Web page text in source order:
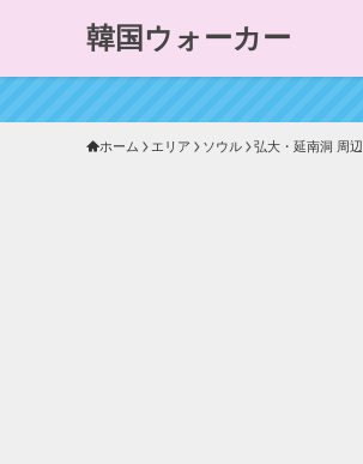
韓国ウォーカー
ホーム エリア ソウル 弘大・延南洞 周辺